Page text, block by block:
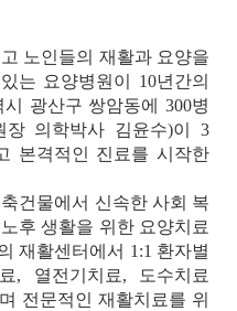
노인들의 재활과 요양을
는 요양병원이 10년간의
시 광산구 쌍암동에300병
장 의학박사 김윤수)이3
본격적인 진료를 시작한
건물에서 신속한 사회 복
후 생활을 위한 요양치료
재활센터에서 1:1 환자별
, 열전기치료,
도수치료
전문적인 재활치료를 위